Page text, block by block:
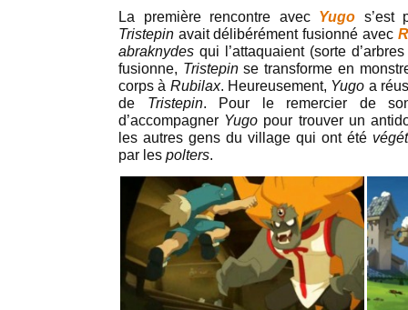
La première rencontre avec Yugo s’est
Tristepin avait délibérément fusionné avec
abraknydes qui l’attaquaient (sorte
fusionne, Tristepinse transforme en
corps à Rubilax. Heureusement, Yugo a
de Tristepin. Pour le remercier de
d’accompagner Yugo pour trouver un
les autres gens du village qui ont été
par les polters.